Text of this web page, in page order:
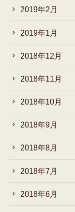
2019年2月
2019年1月
2018年12月
2018年11月
2018年10月
2018年9月
2018年8月
2018年7月
2018年6月